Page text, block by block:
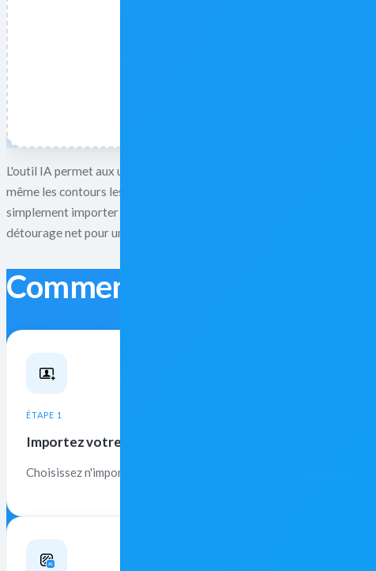
L'outil IA permet aux utilisateurs de supprimer instantanément
même les contours les plus complexes, comme les cheveux ou la
simplement importer leur photo pour un traitement automatique.
détourage net pour une présentation, le service est gratuit pendant la
Comment ça marche
ÉTAPE 1
Importez votre photo
Choisissez n'importe quelle photo pour commencer l'édition. Prend